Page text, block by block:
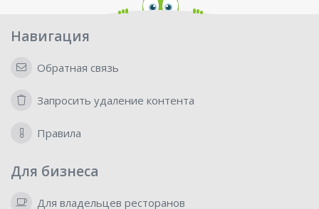
Навигация
Обратная связь
Запросить удаление контента
Правила
Для бизнеса
Для владельцев ресторанов